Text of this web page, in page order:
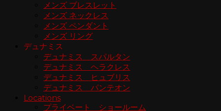
メンズ ブレスレット
メンズ ネックレス
メンズ ペンダント
メンズ リング
デュナミス
デュナミス スパルタン
デュナミス ヘラクレス
デュナミス ヒュブリス
デュナミス パンテオン
Locations
プライベート ショールーム